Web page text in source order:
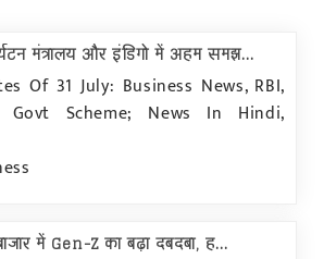
मंत्रालय और इंडिगो में अहम समझ...
Of 31 July: Business News, RBI,
Govt Scheme; News In Hindi,
में Gen-Z का बढ़ा दबदबा, ह...